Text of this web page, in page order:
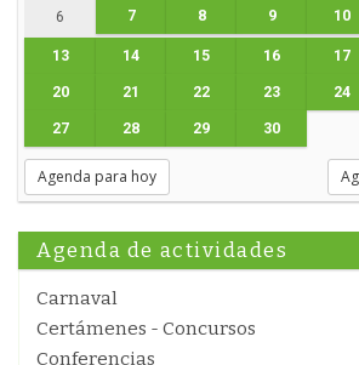
6 7 8 9 10
13 14 15 16 17
20 21 22 23 24
27 28 29 30
Agenda para hoy
Agenda de actividades
Carnaval
Certámenes - Concursos
Conferencias